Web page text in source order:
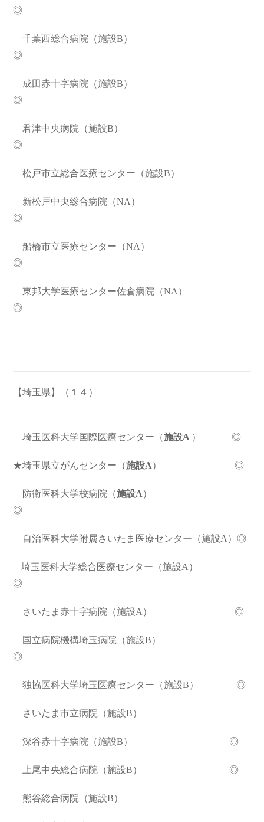
◎
千葉西総合病院（施設B）
◎
成田赤十字病院（施設B）
◎
君津中央病院（施設B）
◎
松戸市立総合医療センター（施設B）
新松戸中央総合病院（NA）
◎
船橋市立医療センター（NA）
◎
東邦大学医療センター佐倉病院（NA）
◎
【埼玉県】（１４）
埼玉医科大学国際医療センター（施設A ） ◎
★埼玉県立がんセンター（施設A）◎
防衛医科大学校病院（施設A）
◎
自治医科大学附属さいたま医療センター（施設A）◎
埼玉医科大学総合医療センター（施設A）
◎
さいたま赤十字病院（施設A） ◎
国立病院機構埼玉病院（施設B）
◎
独協医科大学埼玉医療センター（施設B） ◎
さいたま市立病院（施設B）
深谷赤十字病院（施設B） ◎
上尾中央総合病院（施設B） ◎
熊谷総合病院（施設B）